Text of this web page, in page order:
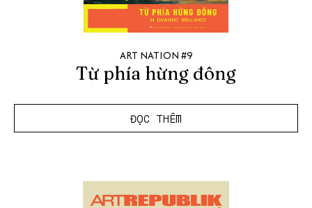
ART NATION #9
Từ phía hừng đông
ĐỌC THÊM